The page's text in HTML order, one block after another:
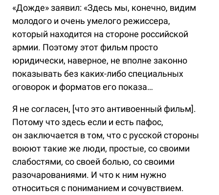
«Дожде» заявил: «Здесь мы, конечно, видим
молодого и очень умелого режиссера,
который находится на стороне российской
армии. Поэтому этот фильм просто
юридически, наверное, не вполне законно
показывать без каких-либо специальных
оговорок и форматов его показа…
Я не согласен, [что это антивоенный фильм].
Потому что здесь если и есть пафос,
он заключается в том, что с русской стороны
воюют такие же люди, простые, со своими
слабостями, со своей болью, со своими
разочарованиями. И что к ним нужно
относиться с пониманием и сочувствием.